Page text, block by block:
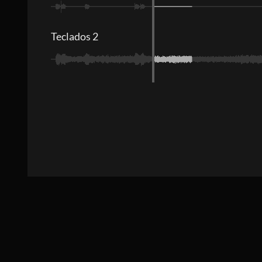
Teclados 2